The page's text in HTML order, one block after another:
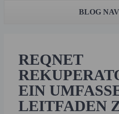
BLOG
REQNET
EIN
LEITFADEN